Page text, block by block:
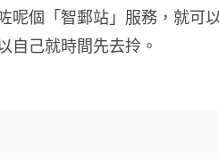
呢個「智郵站」服務，就可
自己就時間先去拎。